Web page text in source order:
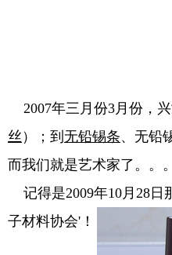
2007年三月份3月份，
丝 ）；到 无铅锡条、无铅
而我们就是艺术家了。。
记得是2009年10月 28 日
子材料协会'！